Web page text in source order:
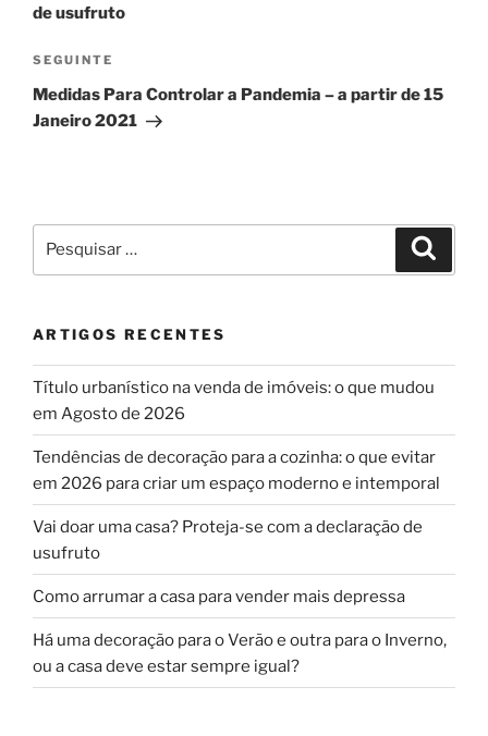
de usufruto
Conteúdo
seguinte
SEGUINTE
Medidas Para Controlar a Pandemia – a partir de 15
Janeiro 2021
por:
ARTIGOS RECENTES
Título urbanístico na venda de imóveis: o que mudou
em Agosto de 2026
Tendências de decoração para a cozinha: o que evitar
em 2026 para criar um espaço moderno e intemporal
Vai doar uma casa? Proteja-se com a declaração de
usufruto
Como arrumar a casa para vender mais depressa
Há uma decoração para o Verão e outra para o Inverno,
ou a casa deve estar sempre igual?